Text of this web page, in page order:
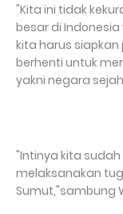
"Kita ini tidak
besar di
kita harus
berhenti untuk
yakni negara
"Intinya kita
melaksanakan
Sumut,"sambung